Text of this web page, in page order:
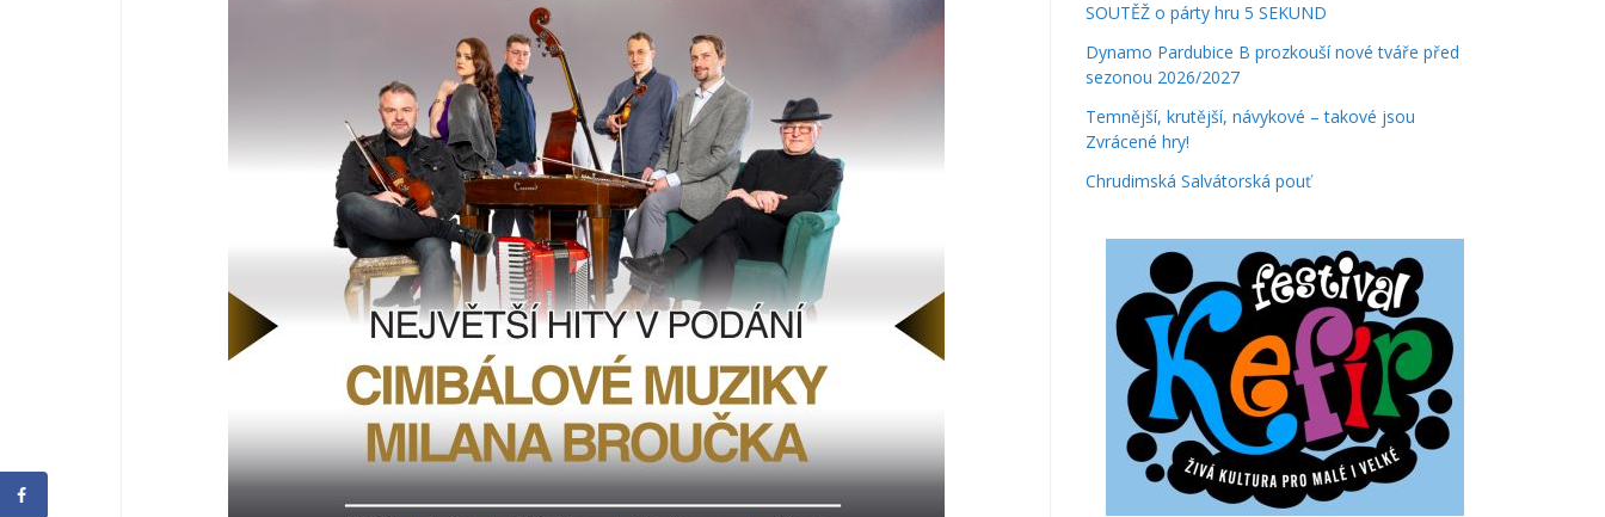
SOUTĚŽ o párty hru 5 SEKUND
Dynamo Pardubice B prozkouší nové tváře před
sezonou 2026/2027
Temnější, krutější, návykové – takové jsou
Zvrácené hry!
Chrudimská Salvátorská pouť